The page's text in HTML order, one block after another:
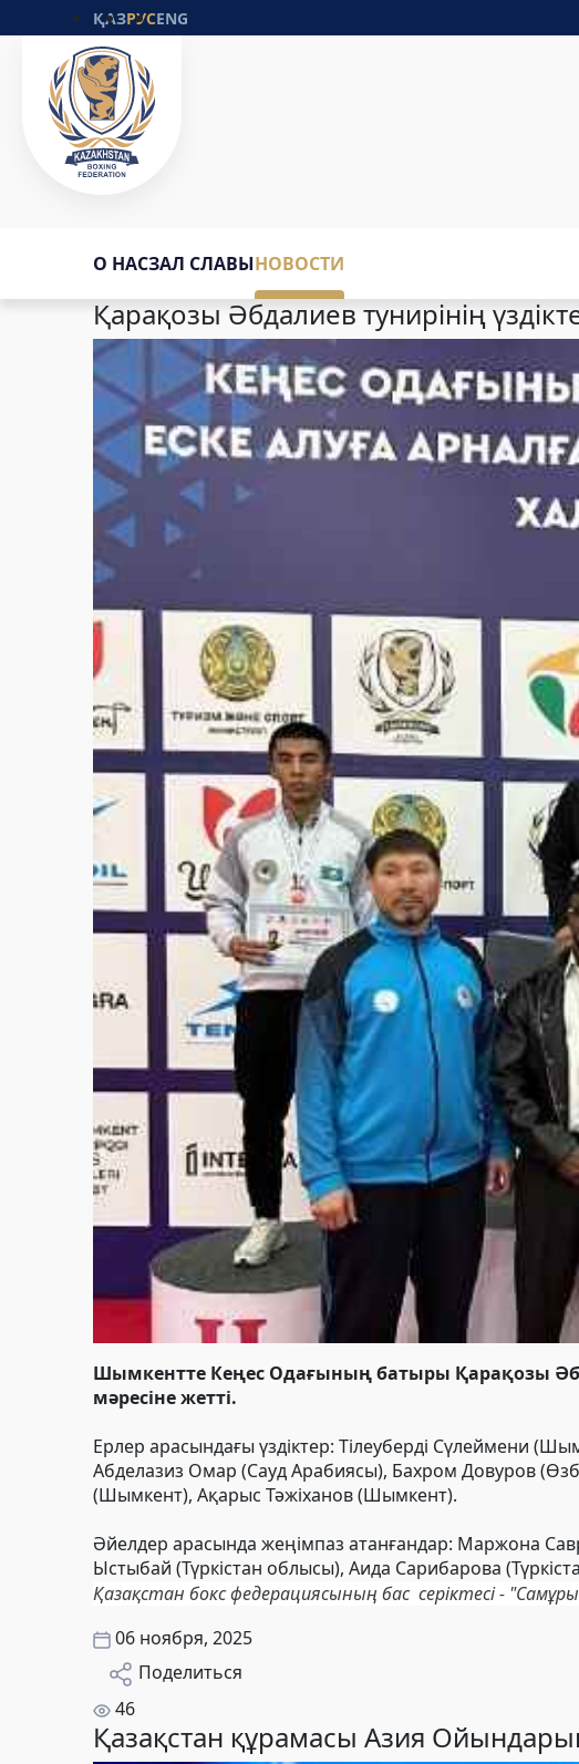
ҚАЗРУСENG
О НАСЗАЛ СЛАВЫНОВОСТИ
Қарақозы Әбдалиев тунирінің
Шымкентте Кеңес Одағының батыры Қарақозы
мәресіне жетті.
Ерлер арасындағы үздіктер: Тілеуберді Сүлеймени
Абделазиз Омар (Сауд Арабиясы), Бахром Довуров
(Шымкент), Ақарыс Тәжіханов (Шымкент).
Әйелдер арасында жеңімпаз атанғандар: Маржона
Ыстыбай (Түркістан облысы), Аида Сарибарова
Қазақстан бокс федерациясының бас серіктесі -
06 ноября, 2025
Поделиться
46
Қазақстан құрамасы Азия